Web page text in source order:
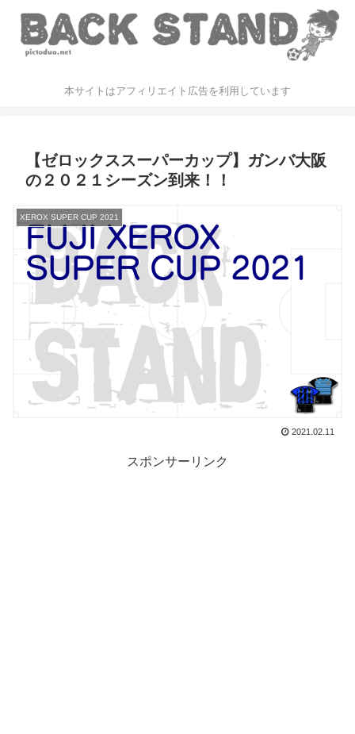
本サイトはアフィリエイト広告を利用しています
【ゼロックススーパーカップ】ガンバ大阪
の２０２１シーズン到来！！
XEROX SUPER CUP 2021
2021.02.11
スポンサーリンク